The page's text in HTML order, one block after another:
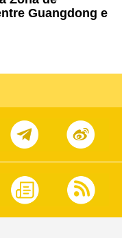
Guangdong e